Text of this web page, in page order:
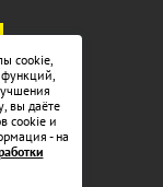
cookie,
функций,
вы даёте
cookie и
- на